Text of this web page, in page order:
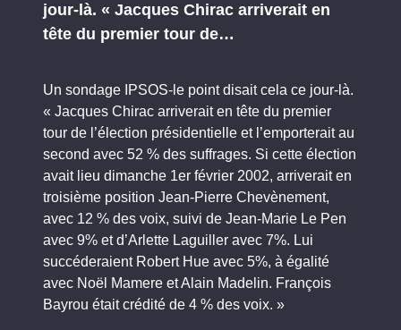
jour-là. « Jacques Chirac arriverait en
tête du premier tour de…
Un sondage IPSOS-le point disait cela ce jour-là.
« Jacques Chirac arriverait en tête du premier
tour de l’élection présidentielle et l’emporterait au
second avec 52 % des suffrages. Si cette élection
avait lieu dimanche 1er février 2002, arriverait en
troisième position Jean-Pierre Chevènement,
avec 12 % des voix, suivi de Jean-Marie Le Pen
avec 9% et d’Arlette Laguiller avec 7%. Lui
succéderaient Robert Hue avec 5%, à égalité
avec Noël Mamere et Alain Madelin. François
Bayrou était crédité de 4 % des voix. »